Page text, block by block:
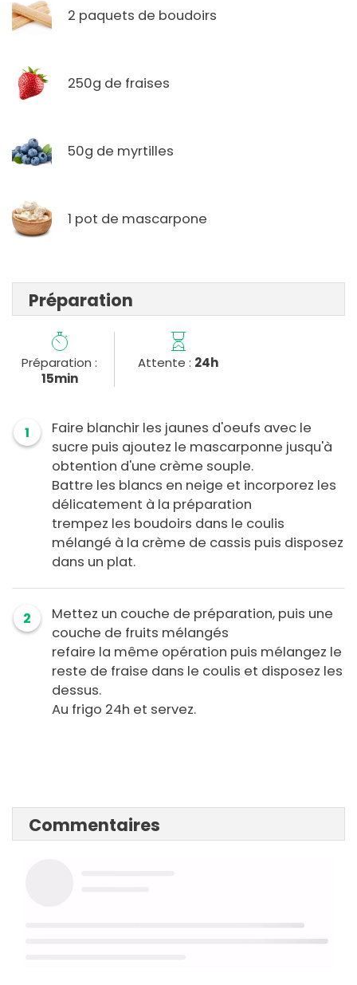
2 paquets de boudoirs
250g de fraises
50g de myrtilles
1 pot de mascarpone
Préparation
Préparation :
15min
Attente : 24h
1
Faire blanchir les jaunes d'oeufs avec le
sucre puis ajoutez le mascarponne jusqu'à
obtention d'une crème souple.
Battre les blancs en neige et incorporez les
délicatement à la préparation
trempez les boudoirs dans le coulis
mélangé à la crème de cassis puis disposez
dans un plat.
2
Mettez un couche de préparation, puis une
couche de fruits mélangés
refaire la même opération puis mélangez le
reste de fraise dans le coulis et disposez les
dessus.
Au frigo 24h et servez.
Commentaires